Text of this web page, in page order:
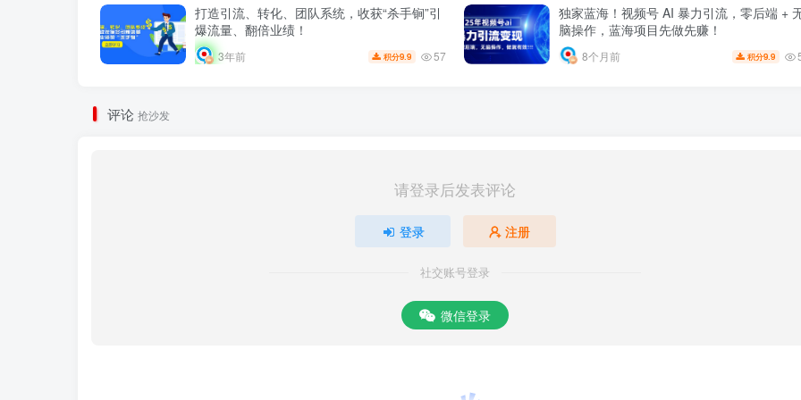
打造引流、转化、团队系统，收获“杀手锏”引
爆流量、翻倍业绩！
3年前 积分9.9 57
独家蓝海！视频号 AI 暴力引流，零后端 +
脑操作，蓝海项目先做先赚！
8个月前 积分9.9
评论 抢沙发
请登录后发表评论
登录 注册
社交账号登录
微信登录